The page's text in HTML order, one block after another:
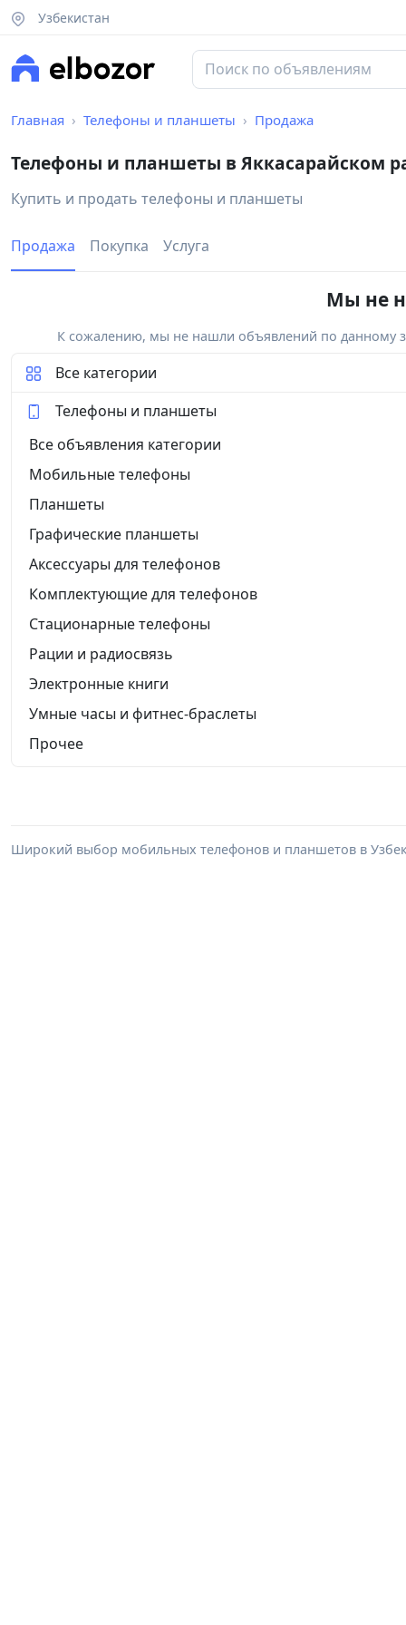
Узбекистан
Главная Телефоны и планшеты Продажа
Телефоны и планшеты в Яккасарайском
Купить и продать телефоны и планшеты
Продажа Покупка Услуга
Мы не
К сожалению, мы не нашли объявлений по данному
Все категории
Телефоны и планшеты
Все объявления категории
Мобильные телефоны
Планшеты
Графические планшеты
Аксессуары для телефонов
Комплектующие для телефонов
Стационарные телефоны
Рации и радиосвязь
Электронные книги
Умные часы и фитнес-браслеты
Прочее
Широкий выбор мобильных телефонов и планшетов в